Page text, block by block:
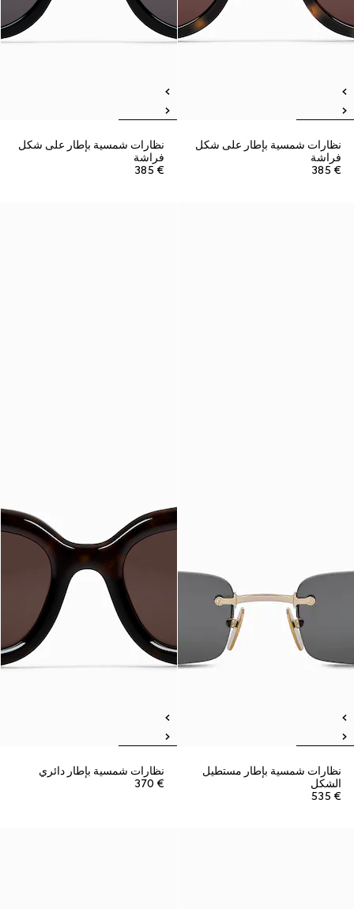
نظارات شمسية بإطار على شكل
فراشة
€ 385
نظارات شمسية بإطار على شكل
فراشة
€ 385
نظارات شمسية بإطار مستطيل
الشكل
€ 535
نظارات شمسية بإطار دائري
€ 370